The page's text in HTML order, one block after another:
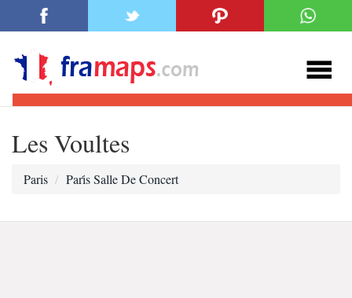
Les Voultes
Paris Pari̇s Salle De Concert